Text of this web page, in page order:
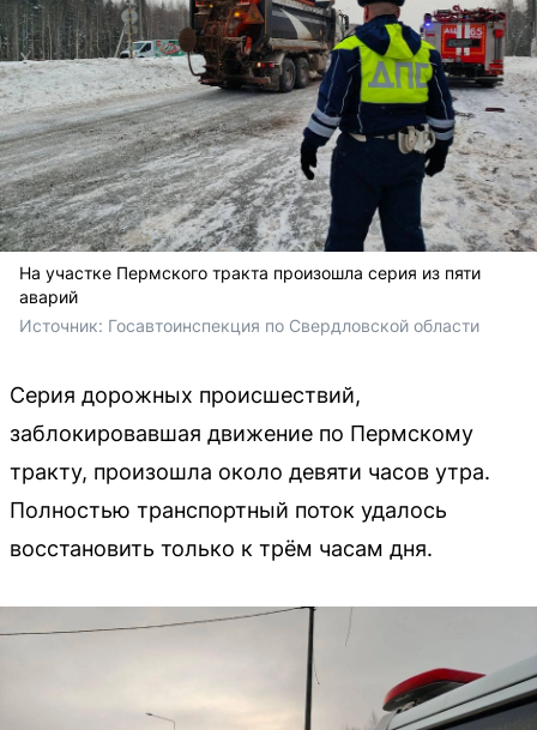
На участке Пермского тракта произошла серия из пяти
аварий
Источник: Госавтоинспекция по Свердловской области
Серия дорожных происшествий,
заблокировавшая движение по Пермскому
тракту, произошла около девяти часов утра.
Полностью транспортный поток удалось
восстановить только к трём часам дня.